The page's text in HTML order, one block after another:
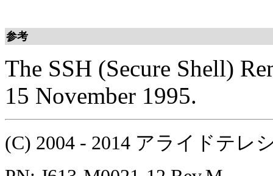
参考
The SSH (Secure Shell)
15 November 1995.
(C) 2004 - 2014 アライドテ